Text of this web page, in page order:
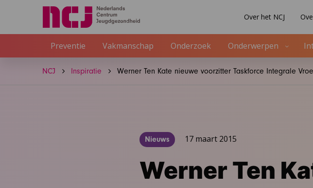
Over het NCJ
Preventie Vakmanschap Onderzoek Onderwerpen
NCJ Inspiratie Werner Ten Kate nieuwe voorzitter Taskforce Integrale
Nieuws 17 maart 2015
Werner Ten